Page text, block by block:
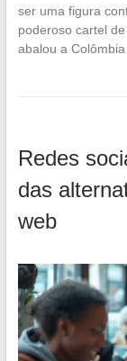
ser uma figura
poderoso cartel
abalou a
Redes
das
web